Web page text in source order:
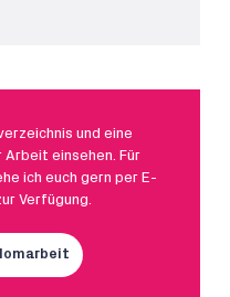
und eine
Arbeit einsehen. Für
ich euch gern per E-
Verfügung.